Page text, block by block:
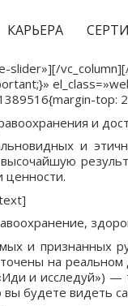
КАРЬЕРА
top:
и
и
ценности.
и признанных
на реальном
и исследуй»)
будете видеть